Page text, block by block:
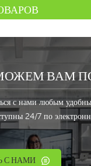
ВАМ
с нами любым
24/7 по
С НАМИ